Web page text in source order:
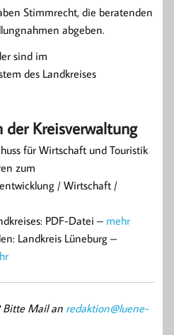
Stimmrecht, die beratenden
abgeben.
sind im
des Landkreises
Kreisverwaltung
für Wirtschaft und Touristik
zum
/ Wirtschaft /
PDF-Datei – mehr
Landkreis Lüneburg –
Bitte Mail an redaktion@luene-